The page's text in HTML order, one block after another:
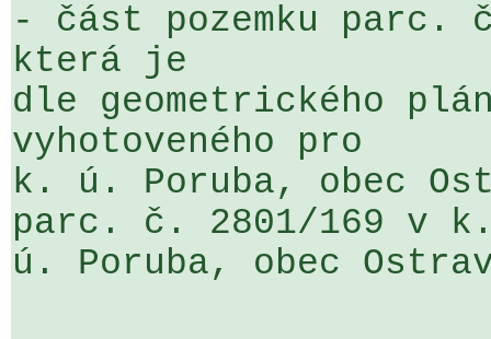
- část pozemku parc.
která je
dle geometrického
vyhotoveného pro
k. ú. Poruba, obec
parc. č. 2801/169 v
ú. Poruba, obec